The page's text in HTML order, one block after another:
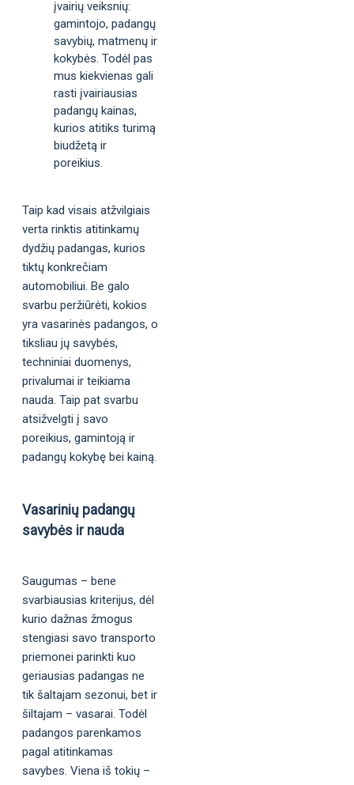
įvairių veiksnių:
gamintojo, padangų
savybių, matmenų ir
kokybės. Todėl pas
mus kiekvienas gali
rasti įvairiausias
padangų kainas,
kurios atitiks turimą
biudžetą ir
poreikius.
Taip kad visais atžvilgiais
verta rinktis atitinkamų
dydžių padangas, kurios
tiktų konkrečiam
automobiliui. Be galo
svarbu peržiūrėti, kokios
yra vasarinės padangos, o
tiksliau jų savybės,
techniniai duomenys,
privalumai ir teikiama
nauda. Taip pat svarbu
atsižvelgti į savo
poreikius, gamintoją ir
padangų kokybę bei kainą.
Vasarinių padangų
savybės ir nauda
Saugumas – bene
svarbiausias kriterijus, dėl
kurio dažnas žmogus
stengiasi savo transporto
priemonei parinkti kuo
geriausias padangas ne
tik šaltajam sezonui, bet ir
šiltajam – vasarai. Todėl
padangos parenkamos
pagal atitinkamas
savybes. Viena iš tokių –